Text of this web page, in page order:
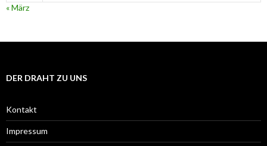
« März
DER DRAHT ZU UNS
Kontakt
Impressum